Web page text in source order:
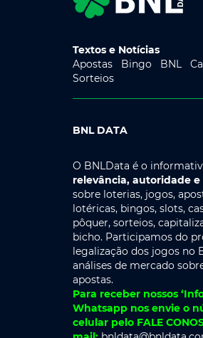
Textos e Notícias
Apostas
Bingo BNL
Sorteios
BNL DATA
O BNLData é o
relevância, autoridade
sobre loterias, jogos,
lotéricas, bingos, slots,
pôquer, sorteios,
bicho. Participamos do
legalização dos jogos no
análises de mercado
apostas.
Para receber nossos
Whatsapp nos envie o
celular pelo FALE